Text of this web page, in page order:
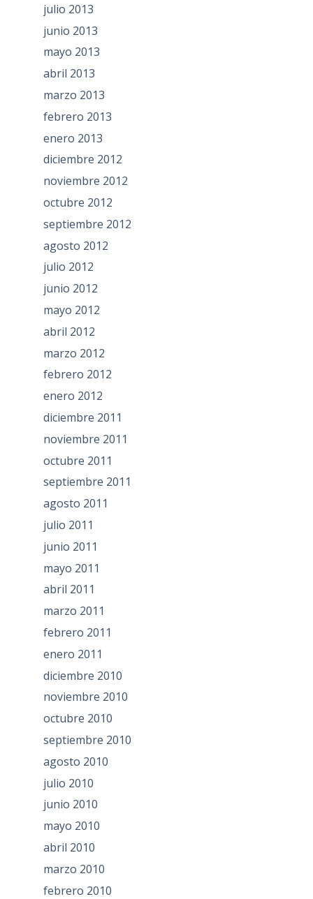
julio 2013
junio 2013
mayo 2013
abril 2013
marzo 2013
febrero 2013
enero 2013
diciembre 2012
noviembre 2012
octubre 2012
septiembre 2012
agosto 2012
julio 2012
junio 2012
mayo 2012
abril 2012
marzo 2012
febrero 2012
enero 2012
diciembre 2011
noviembre 2011
octubre 2011
septiembre 2011
agosto 2011
julio 2011
junio 2011
mayo 2011
abril 2011
marzo 2011
febrero 2011
enero 2011
diciembre 2010
noviembre 2010
octubre 2010
septiembre 2010
agosto 2010
julio 2010
junio 2010
mayo 2010
abril 2010
marzo 2010
febrero 2010